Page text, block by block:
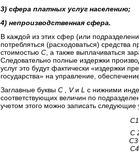
3) сфера платных услуг населению;
4) непроизводственная сфера.
В каждой из этих сфер (или
потребляться (расходоваться) средства
стоимостью C , а также выплачиваться
Следовательно полные издержки
услуг это будут фактически «издержки
государства» на управление,
Заглавные буквы C , Vи L с нижними
соответствующих величин по
учетом этого можно записать
C